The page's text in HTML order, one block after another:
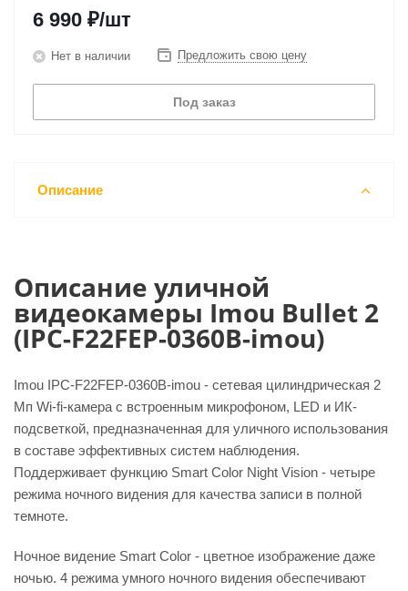
6 990 ₽/шт
Нет в наличии Предложить свою цену
Под заказ
Описание
Описание уличной
видеокамеры Imou Bullet 2
(IPC-F22FEP-0360B-imou)
Imou IPC-F22FEP-0360B-imou - сетевая цилиндрическая 2
Мп Wi-fi-камера с встроенным микрофоном, LED и ИК-
подсветкой, предназначенная для уличного использования
в составе эффективных систем наблюдения.
Поддерживает функцию Smart Color Night Vision - четыре
режима ночного видения для качества записи в полной
темноте.
Ночное видение Smart Color - цветное изображение даже
ночью. 4 режима умного ночного видения обеспечивают